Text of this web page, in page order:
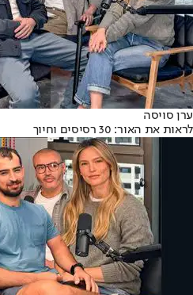
ערן סויסה
לראות את האור: 30 רסיסים וחיוך